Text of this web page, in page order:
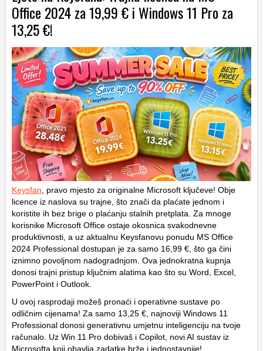
Office 2024 za 19,99 € i Windows 11 Pro za
13,25 €!
Keysfan , pravo mjesto za originalne Microsoft ključeve! Obje
licence iz naslova su trajne, što znači da plaćate jednom i
koristite ih bez brige o plaćanju stalnih pretplata. Za mnoge
korisnike Microsoft Office ostaje okosnica svakodnevne
produktivnosti, a uz aktualnu Keysfanovu ponudu MS Office
2024 Professional dostupan je za samo 16,99 €, što ga čini
iznimno povoljnom nadogradnjom. Ova jednokratna kupnja
donosi trajni pristup ključnim alatima kao što su Word, Excel,
PowerPoint i Outlook.
U ovoj rasprodaji možeš pronaći i operativne sustave po
odličnim cijenama! Za samo 13,25 €, najnoviji Windows 11
Professional donosi generativnu umjetnu inteligenciju na tvoje
računalo. Uz Win 11 Pro dobivaš i Copilot, novi AI sustav iz
Microsofta koji obavlja zadatke brže i jednostavnije!